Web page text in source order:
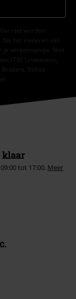
niet worden
het invoeren van
je winkelmandje. Niet
(Till) Lindemann,
Broilers, Böhse
klaar
tot 17:00. Meer